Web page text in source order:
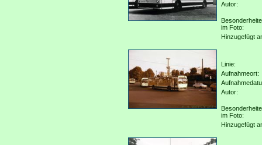
Autor:
im Foto:
Hinzugefügt
Linie:
Aufnahmeort:
Autor:
im Foto:
Hinzugefügt